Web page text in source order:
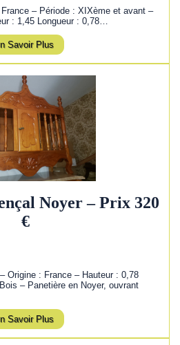
– Période : XIXème et avant –
: 1,45 Longueur : 0,78…
Savoir Plus
Noyer – Prix 320
€
Origine : France – Hauteur : 0,78
– Panetière en Noyer, ouvrant
Savoir Plus